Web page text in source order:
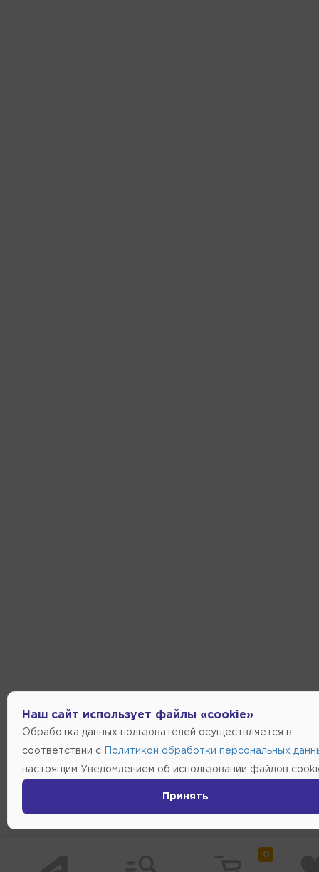
0
Наш сайт использует файлы «cookie»
Обработка данных пользователей осуществляется в
соответствии с Политикой обработки персональных
настоящим Уведомлением об использовании файлов
Принять